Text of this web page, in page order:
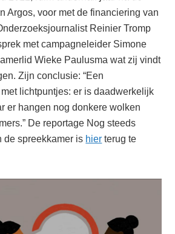
Argos, voor met de financiering van
Reinier Tromp
met campagneleider Simone
Wieke Paulusma wat zij vindt
Zijn conclusie: “Een
lichtpuntjes: er is daadwerkelijk
er hangen nog donkere wolken
De reportage Nog steeds
de spreekkamer is hier terug te